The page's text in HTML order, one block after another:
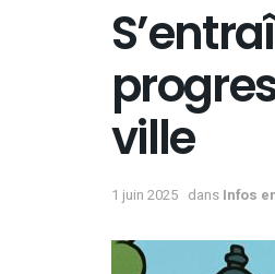
ville
1 juin 2025 dans Infos